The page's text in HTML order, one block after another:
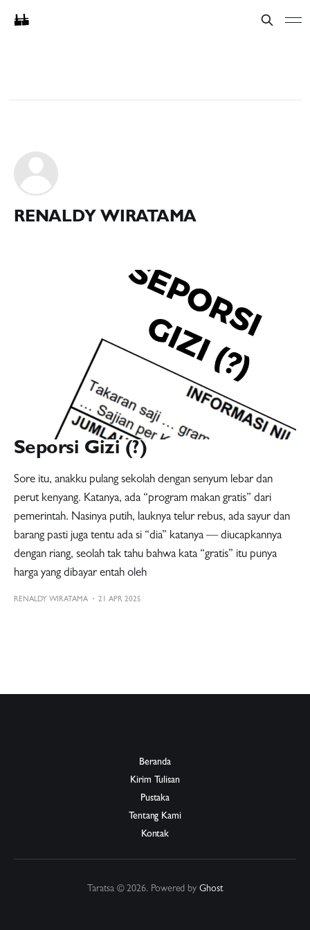
RENALDY WIRATAMA
Seporsi Gizi (?)
Sore itu, anakku pulang sekolah dengan senyum lebar dan
perut kenyang. Katanya, ada “program makan gratis” dari
pemerintah. Nasinya putih, lauknya telur rebus, ada sayur dan
barang pasti juga tentu ada si “dia” katanya — diucapkannya
dengan riang, seolah tak tahu bahwa kata “gratis” itu punya
harga yang dibayar entah oleh
RENALDY WIRATAMA 21 APR 2025
Beranda
Kirim Tulisan
Pustaka
Tentang Kami
Kontak
Taratsa © 2026. Powered byGhost